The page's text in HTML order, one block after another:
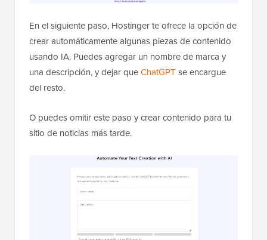
En el siguiente paso, Hostinger te ofrece la opción de
crear automáticamente algunas piezas de contenido
usando IA. Puedes agregar un nombre de marca y
una descripción, y dejar queChatGPT se encargue
del resto.
O puedes omitir este paso y crear contenido para tu
sitio de noticias más tarde.